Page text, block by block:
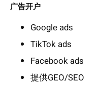
广告开户
Google ads
TikTok ads
Facebook ads
提供GEO/SEO